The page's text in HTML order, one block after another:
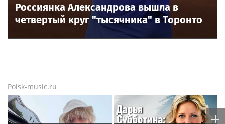
Россиянка Александрова вышла в
четвертый круг "тысячника" в Торонто
Poisk-music.ru